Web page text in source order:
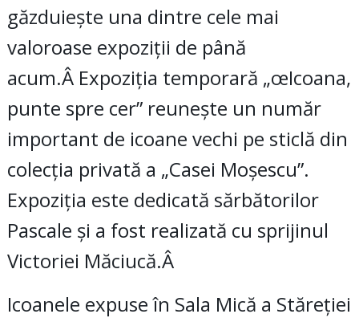
găzduiește una dintre cele mai
valoroase expoziții de până
acum.Â Expoziția temporară „œIcoana,
punte spre cer” reunește un număr
important de icoane vechi pe sticlă din
colecția privată a „Casei Moșescu”.
Expoziția este dedicată sărbătorilor
Pascale și a fost realizată cu sprijinul
Victoriei Măciucă.Â
Icoanele expuse în Sala Mică a Stăreției